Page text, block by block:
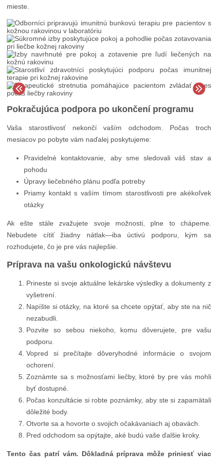
mieste.
Pokračujúca podpora po ukončení programu
Vaša starostlivosť nekončí vaším odchodom. Počas troch
mesiacov po pobyte vám naďalej poskytujeme:
Pravidelné kontaktovanie, aby sme sledovali váš stav a
pohodu
Úpravy liečebného plánu podľa potreby
Priamy kontakt s vaším tímom starostlivosti pre akékoľvek
otázky
Ak ešte stále zvažujete svoje možnosti, plne to chápeme.
Nebudete cítiť žiadny nátlak—iba úctivú podporu, kým sa
rozhodujete, čo je pre vás najlepšie.
Príprava na vašu onkologickú návštevu
Prineste si svoje aktuálne lekárske výsledky a dokumenty z
vyšetrení.
Napíšte si otázky, na ktoré sa chcete opýtať, aby ste na nič
nezabudli.
Pozvite so sebou niekoho, komu dôverujete, pre vašu
podporu.
Vopred si prečítajte dôveryhodné informácie o svojom
ochorení.
Zoznámte sa s možnosťami liečby, ktoré by pre vás mohli
byť dostupné.
Počas konzultácie si robte poznámky, aby ste si zapamätali
dôležité body.
Otvorte sa a hovorte o svojich očakávaniach aj obavách.
Pred odchodom sa opýtajte, aké budú vaše ďalšie kroky.
Tento čas patrí vám. Dôkladná príprava môže priniesť viac